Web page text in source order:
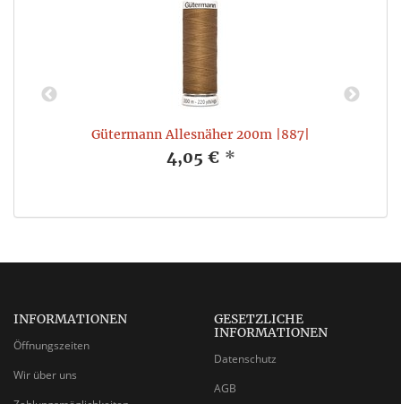
Gütermann Allesnäher 200m |887|
4,05 € *
INFORMATIONEN
Öffnungszeiten
Wir über uns
GESETZLICHE
INFORMATIONEN
Datenschutz
AGB